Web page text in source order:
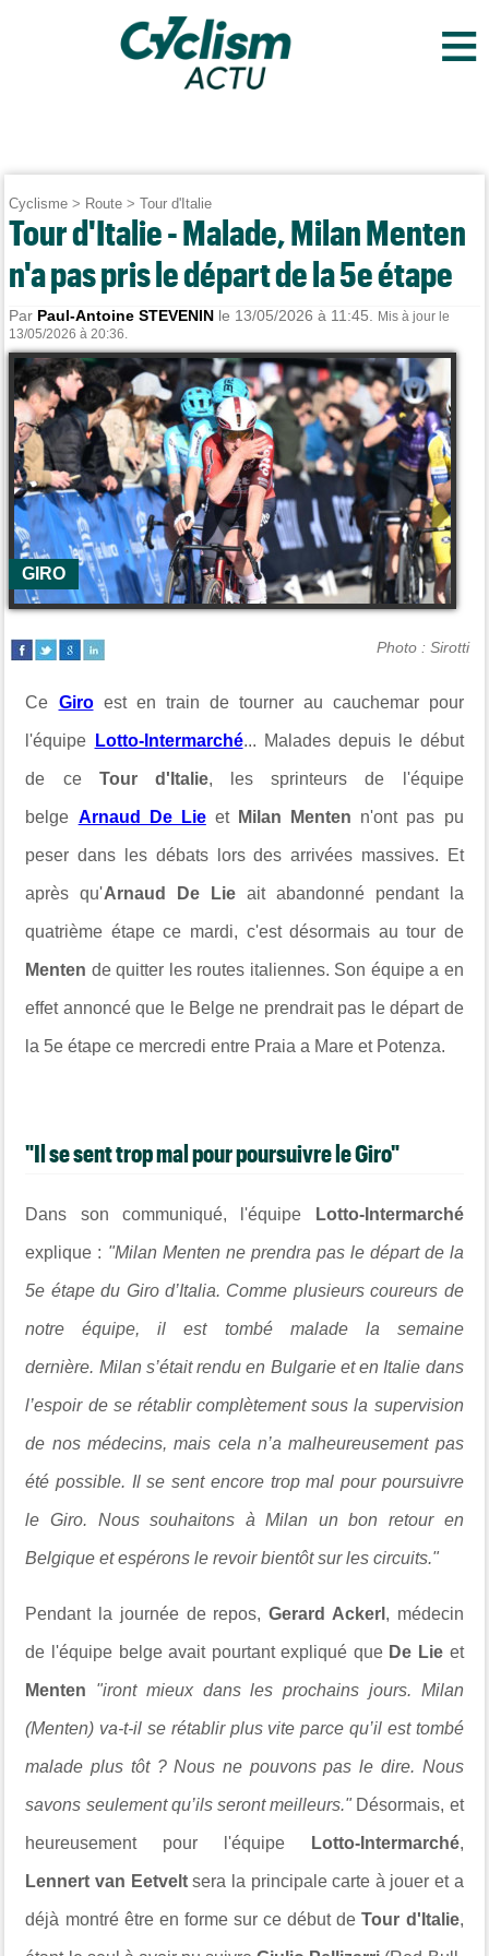
≡
Cyclisme > Route >Tour d'Italie
Tour d'Italie - Malade, Milan Menten
n'a pas pris le départ de la 5e étape
Par Paul-Antoine STEVENIN le 13/05/2026 à 11:45.
Mis à jour le
13/05/2026 à 20:36.
GIRO
Photo : Sirotti
Ce Giro est en train de tourner au cauchemar pour
l'équipe Lotto-Intermarché... Malades depuis le début
de ce Tour d'Italie, les sprinteurs de l'équipe
belge Arnaud De Lie et Milan Menten n'ont pas pu
peser dans les débats lors des arrivées massives. Et
après qu'Arnaud De Lie ait abandonné pendant la
quatrième étape ce mardi, c'est désormais au tour de
Menten de quitter les routes italiennes. Son équipe a en
effet annoncé que le Belge ne prendrait pas le départ de
la 5e étape ce mercredi entre Praia a Mare et Potenza.
"Il se sent trop mal pour poursuivre le Giro"
Dans son communiqué, l'équipe Lotto-Intermarché
explique : "Milan Menten ne prendra pas le départ de la
5e étape du Giro d’Italia. Comme plusieurs coureurs de
notre équipe, il est tombé malade la semaine
dernière. Milan s’était rendu en Bulgarie et en Italie dans
l’espoir de se rétablir complètement sous la supervision
de nos médecins, mais cela n’a malheureusement pas
été possible. Il se sent encore trop mal pour poursuivre
le Giro. Nous souhaitons à Milan un bon retour en
Belgique et espérons le revoir bientôt sur les circuits."
Pendant la journée de repos,Gerard Ackerl , médecin
de l'équipe belge avait pourtant expliqué que De Lie et
Menten "iront mieux dans les prochains jours. Milan
(Menten) va-t-il se rétablir plus vite parce qu’il est tombé
malade plus tôt ? Nous ne pouvons pas le dire. Nous
savons seulement qu’ils seront meilleurs." Désormais, et
heureusement pour l'équipe Lotto-Intermarché,
Lennert van Eetveltsera la principale carte à jouer et a
déjà montré être en forme sur ce début deTour d'Italie,